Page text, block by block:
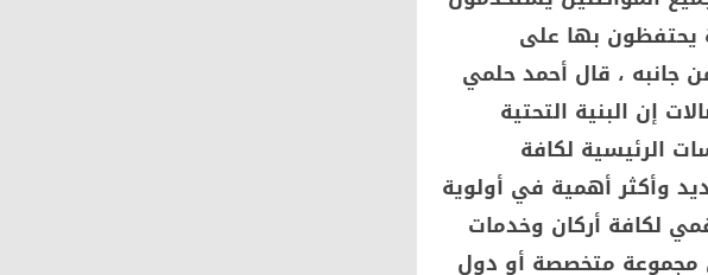
يحتفظون بها على
جانبه ، قال أحمد حلمي
إن البنية التحتية
الرئيسية لكافة
وأكثر أهمية في أولوية
لكافة أركان وخدمات
مجموعة متخصصة أو دول